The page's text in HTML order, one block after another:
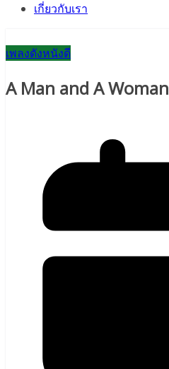
เกี่ยวกับเรา
เพลงดังหนังดี
A Man and A Woman